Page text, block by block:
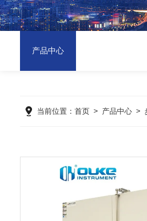
产品中心
当前位置：首页 > 产品中心 >